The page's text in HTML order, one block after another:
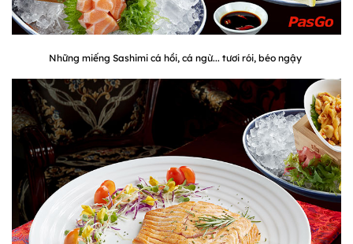
Những miếng Sashimi cá hồi, cá ngừ... tươi rói, béo ngậy